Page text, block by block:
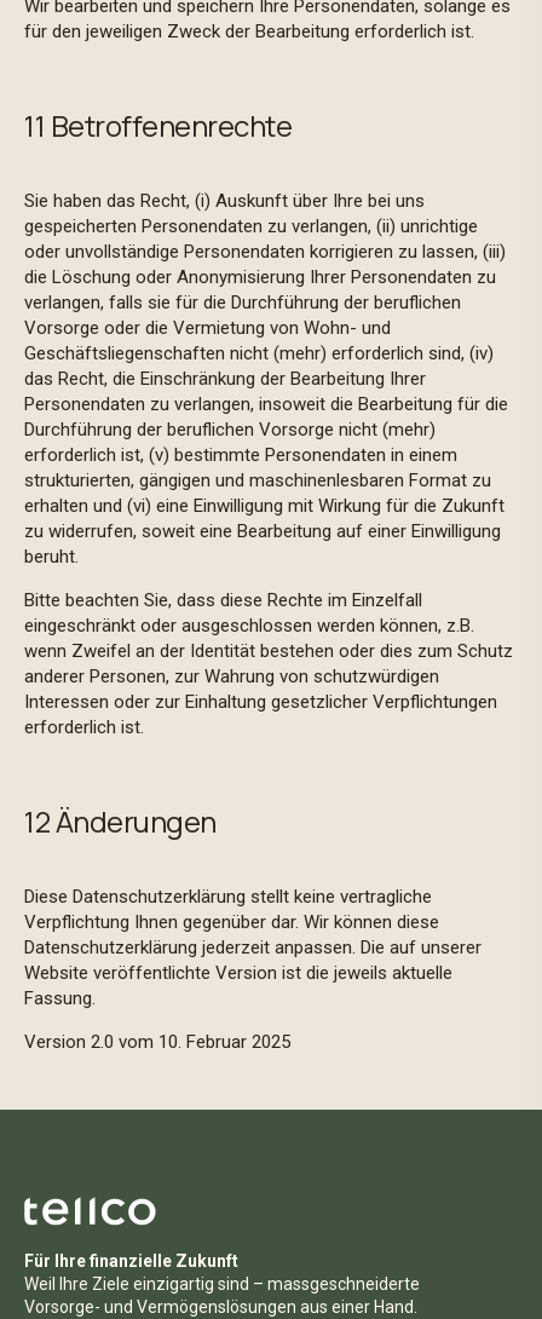
Wir bearbeiten und speichern Ihre Personendaten, solange es
für den jeweiligen Zweck der Bearbeitung erforderlich ist.
11 Betroffenenrechte
Sie haben das Recht, (i) Auskunft über Ihre bei uns
gespeicherten Personendaten zu verlangen, (ii) unrichtige
oder unvollständige Personendaten korrigieren zu lassen, (iii)
die Löschung oder Anonymisierung Ihrer Personendaten zu
verlangen, falls sie für die Durchführung der beruflichen
Vorsorge oder die Vermietung von Wohn- und
Geschäftsliegenschaften nicht (mehr) erforderlich sind, (iv)
das Recht, die Einschränkung der Bearbeitung Ihrer
Personendaten zu verlangen, insoweit die Bearbeitung für die
Durchführung der beruflichen Vorsorge nicht (mehr)
erforderlich ist, (v) bestimmte Personendaten in einem
strukturierten, gängigen und maschinenlesbaren Format zu
erhalten und (vi) eine Einwilligung mit Wirkung für die Zukunft
zu widerrufen, soweit eine Bearbeitung auf einer Einwilligung
beruht.
Bitte beachten Sie, dass diese Rechte im Einzelfall
eingeschränkt oder ausgeschlossen werden können, z.B.
wenn Zweifel an der Identität bestehen oder dies zum Schutz
anderer Personen, zur Wahrung von schutzwürdigen
Interessen oder zur Einhaltung gesetzlicher Verpflichtungen
erforderlich ist.
12 Änderungen
Diese Datenschutzerklärung stellt keine vertragliche
Verpflichtung Ihnen gegenüber dar. Wir können diese
Datenschutzerklärung jederzeit anpassen. Die auf unserer
Website veröffentlichte Version ist die jeweils aktuelle
Fassung.
Version 2.0 vom 10. Februar 2025
Für Ihre finanzielle Zukunft
Weil Ihre Ziele einzigartig sind – massgeschneiderte
Vorsorge- und Vermögenslösungen aus einer Hand.